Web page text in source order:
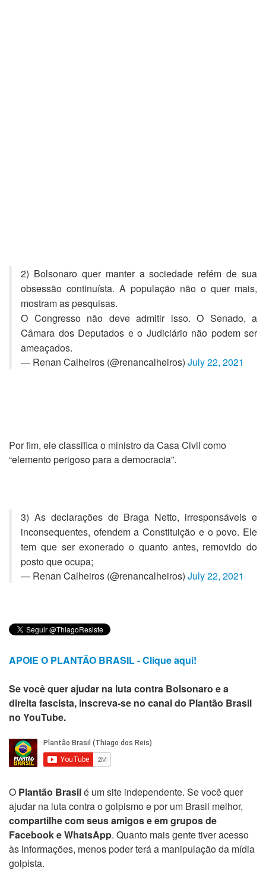
2) Bolsonaro quer manter a sociedade refém de sua
obsessão continuísta. A população não o quer mais,
mostram as pesquisas.
O Congresso não deve admitir isso. O Senado, a
Câmara dos Deputados e o Judiciário não podem ser
ameaçados.
— Renan Calheiros (@renancalheiros) July 22, 2021
Por fim, ele classifica o ministro da Casa Civil como
“elemento perigoso para a democracia”.
3) As declarações de Braga Netto, irresponsáveis e
inconsequentes, ofendem a Constituição e o povo. Ele
tem que ser exonerado o quanto antes, removido do
posto que ocupa;
— Renan Calheiros (@renancalheiros) July 22, 2021
APOIE O PLANTÃO BRASIL - Clique aqui!
Se você quer ajudar na luta contra Bolsonaro e a
direita fascista, inscreva-se no canal do Plantão Brasil
no YouTube.
O Plantão Brasilé um site independente. Se você quer
ajudar na luta contra o golpismo e por um Brasil melhor,
compartilhe com seus amigos e em grupos de
Facebook e WhatsApp. Quanto mais gente tiver acesso
às informações, menos poder terá a manipulação da mídia
golpista.